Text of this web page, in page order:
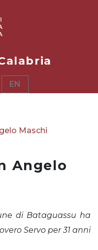
EN
Maschi
Angelo
di Bataguassu ha
Servo per 31 anni